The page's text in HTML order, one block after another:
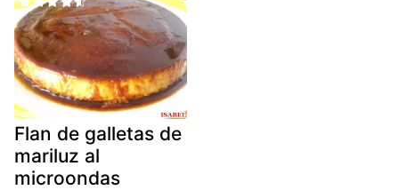
Flan de galletas de
mariluz al
microondas